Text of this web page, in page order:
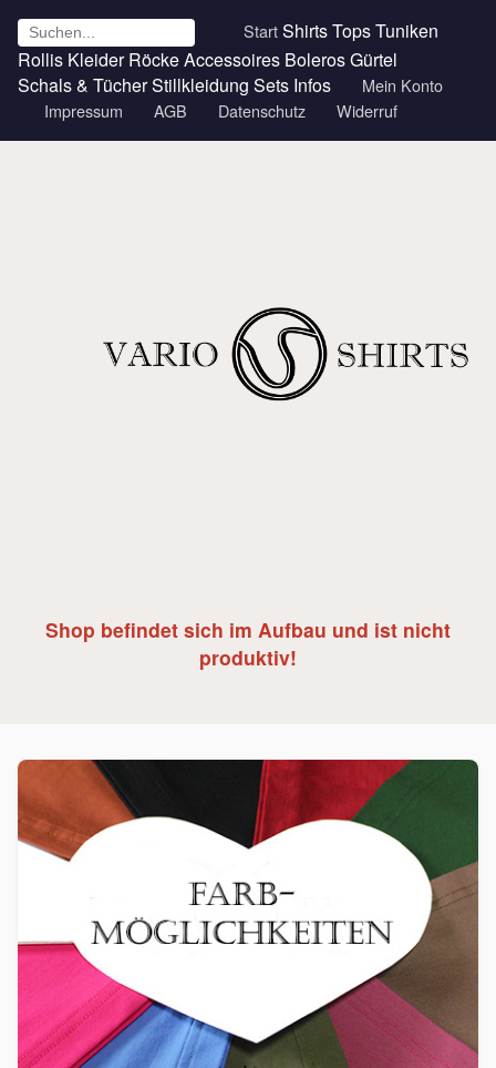
StartShirtsTopsTuniken
Rollis Kleider RöckeAccessoires BolerosGürtel
Schals & TücherStillkleidung Sets Infos
Mein Konto
Impressum
AGB Datenschutz Widerruf
Shop befindet sich im Aufbau und ist nicht
produktiv!